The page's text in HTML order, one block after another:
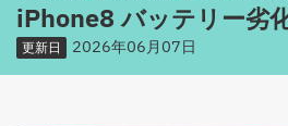
iPhone8 バッテリー劣
更新日 2026年06月07日